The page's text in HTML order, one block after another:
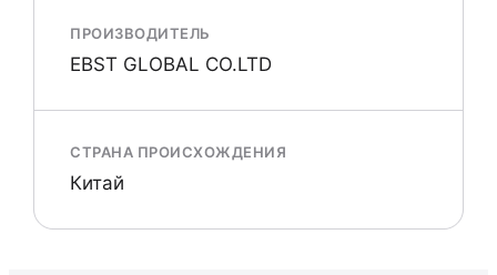
ПРОИЗВОДИТЕЛЬ
EBST GLOBAL CO.LTD
СТРАНА ПРОИСХОЖДЕНИЯ
Китай